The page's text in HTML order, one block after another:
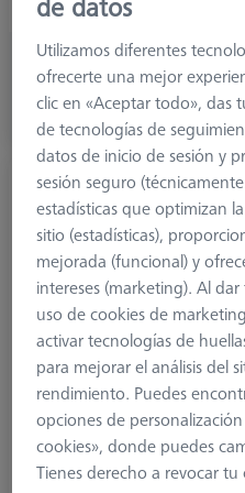
127,60 €
más el IVA
Disponible
Extensión de sujeción
M3 XXT, ThermoFit
626103-5020-005
de datos
Utilizamos diferentes
ofrecerte una mejor
clic en «Aceptar todo», das
de tecnologías de
datos de inicio de sesión y
sesión seguro
estadísticas que optimizan
sitio (estadísticas),
mejorada (funcional) y
intereses (marketing). Al
uso de cookies de
activar tecnologías de
para mejorar el análisis del
rendimiento. Puedes
opciones de
cookies», donde puedes
Tienes derecho a revocar